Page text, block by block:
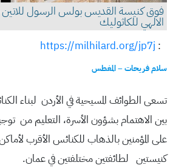
فوق كنيسة القديس بولس الرسول للاتين
الالهي للكاثوليك
:
https://milhilard.org/jp7j
سلام فريحات – المغطس
تسعى الطوائف المسيحية في الأردن لبناء
بين الاهتمام بشؤون الأسرة، التعليم من
على المؤمنين بالذهاب للكنائس الأقرب
كنيستين لطائفتين مختلفتين في عمان.